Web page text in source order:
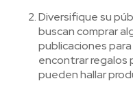
Diversifique su
buscan comprar
publicaciones
encontrar regalos
pueden hallar